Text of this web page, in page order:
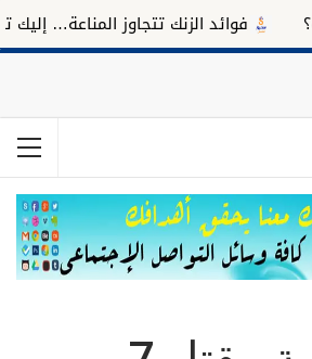
فوائد الزنك تتجاوز المناعة… إليك